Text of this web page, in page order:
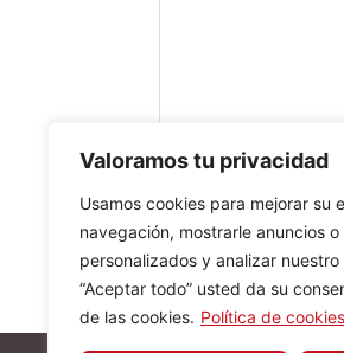
Valoramos tu privacidad
Usamos cookies para mejorar su
navegación, mostrarle anuncios
personalizados y analizar
“Aceptar todo” usted da su
de las cookies. Política de cookies